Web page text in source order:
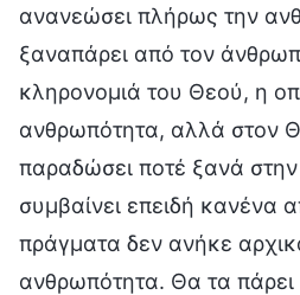
ανανεώσει πλήρως την
ξαναπάρει από τον
κληρονομιά του Θεού, η
ανθρωπότητα, αλλά στον
παραδώσει ποτέ ξανά
συμβαίνει επειδή κανένα
πράγματα δεν ανήκε
ανθρωπότητα. Θα τα